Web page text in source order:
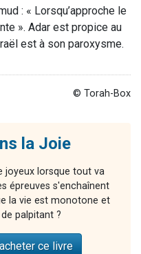
: « Lorsqu’approche le
». Adar est propice au
est à son paroxysme.
© Torah-Box
la Joie
joyeux lorsque tout va
épreuves s'enchaînent
la vie est monotone et
palpitant ?
ce livre